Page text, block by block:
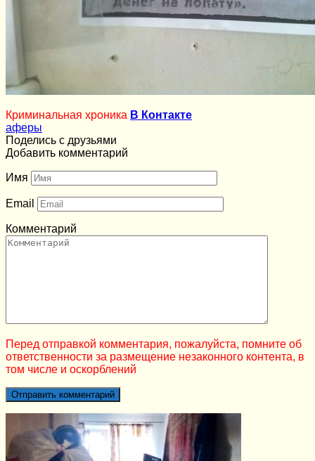
Криминальная хроника В Контакте
аферы
Поделись с друзьями
Добавить комментарий
Имя
Email
Комментарий
Перед отправкой комментария, пожалуйста, помните об
ответственности за размещение незаконного контента, в
том числе и оскорблений